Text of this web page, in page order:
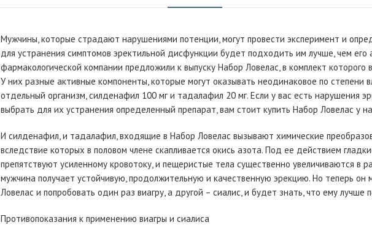
Мужчины, которые страдают нарушениями потенции, могут провести эксперимент и
для устранения симптомов эректильной дисфункции будет подходить им лучше, чем
фармакологической компании предложили к выпуску Набор Ловелас, в комплект которого
У них разные активные компоненты, которые могут оказывать неодинаковое по степени
отдельный организм, силденафил 100 мг и тадалафил 20 мг. Если у вас есть нарушения
выбрать для их устранения определенный препарат, вам стоит купить Набор Ловелас у
И силденафил, и тадалафил, входящие в Набор Ловелас вызывают химические
вследствие которых в половом члене скапливается окись азота. Под ее действием
препятствуют усиленному кровотоку, и пещеристые тела существенно увеличиваются в
мужчина получает устойчивую, продолжительную и качественную эрекцию. Но теперь он
Ловелас и попробовать один раз виагру, а другой – сиалис, и будет знать, что ему лучше
Противопоказания к применению виагры и сиалиса